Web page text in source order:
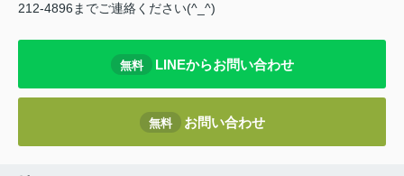
212-4896までご連絡ください(^_^)
無料 LINEからお問い合わせ
無料 お問い合わせ